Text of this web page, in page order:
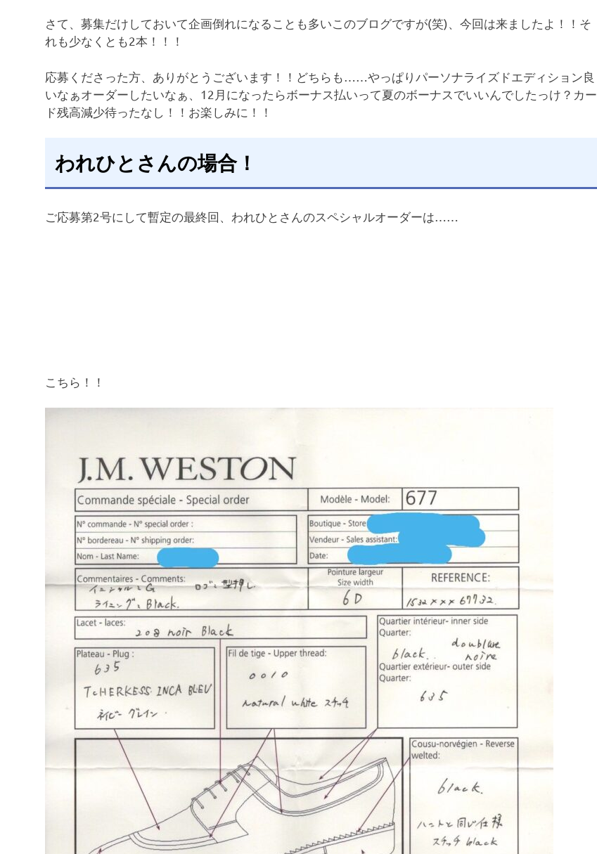
さて、募集だけしておいて企画倒れになることも多いこのブログですが(笑)、今回は来ましたよ！！そ
れも少なくとも2本！！！
応募くださった方、ありがとうございます！！どちらも……やっぱりパーソナライズドエディション良
いなぁオーダーしたいなぁ、12月になったらボーナス払いって夏のボーナスでいいんでしたっけ？カー
ド残高減少待ったなし！！お楽しみに！！
われひとさんの場合！
ご応募第2号にして暫定の最終回、われひとさんのスペシャルオーダーは……
こちら！！